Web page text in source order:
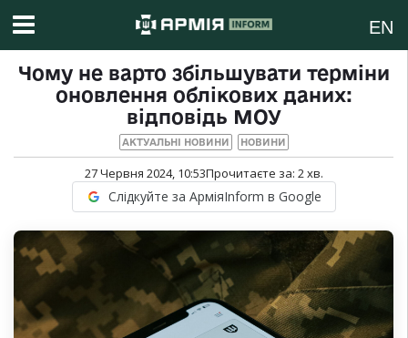
EN
Чому не варто збільшувати терміни
оновлення облікових даних:
відповідь МОУ
АКТУАЛЬНІ НОВИНИ НОВИНИ
27 Червня 2024, 10:53Прочитаєте за: 2хв.
Слідкуйте за АрміяInform в Google